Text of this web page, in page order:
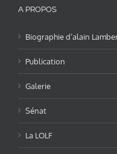
A PROPOS
Biographie d’alain
Publication
Galerie
Sénat
La LOLF